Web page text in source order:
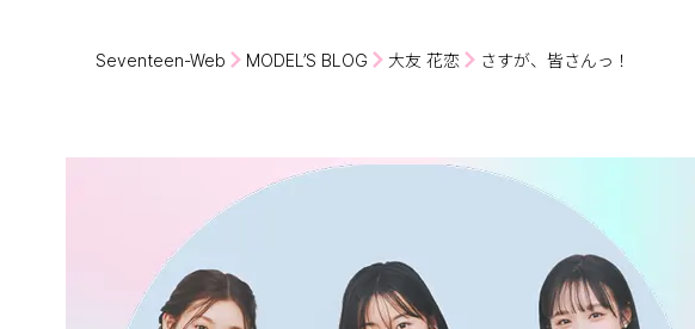
Seventeen-Web MODEL’S BLOG 大友 花恋 さすが、皆さんっ！